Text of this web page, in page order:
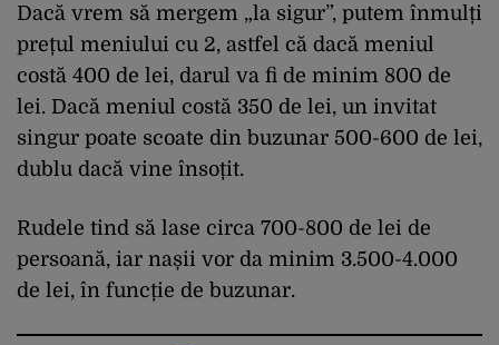
Dacă vrem să mergem „la sigur”, putem înmulți
prețul meniului cu 2, astfel că dacă meniul
costă 400 de lei, darul va fi de minim 800 de
lei. Dacă meniul costă 350 de lei, un invitat
singur poate scoate din buzunar 500-600 de lei,
dublu dacă vine însoțit.
Rudele tind să lase circa 700-800 de lei de
persoană, iar nașii vor da minim 3.500-4.000
de lei, în funcție de buzunar.